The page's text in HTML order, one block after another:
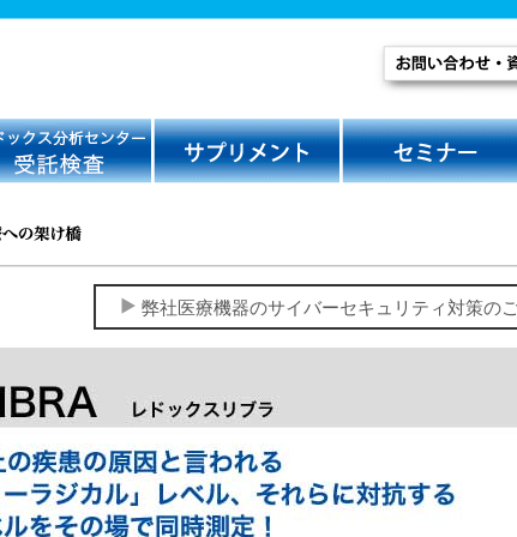
弊社医療機器のサイバーセキュリティ対策の